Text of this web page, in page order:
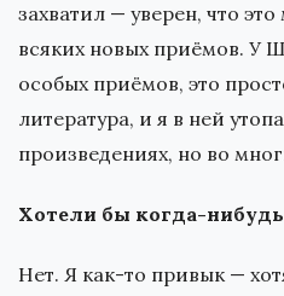
захватил — уверен, что
всяких новых приёмов. У
особых приёмов, это
литература, и я в ней
произведениях, но во
Хотели бы когда-нибудь
Нет. Я как-то привык —